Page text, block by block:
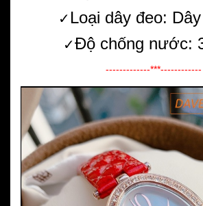
✓ Loại dây đeo:
✓Độ chống nước:
-------------***------------